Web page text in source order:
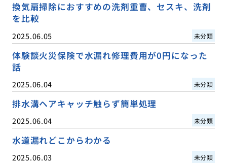
換気扇掃除におすすめの洗剤重曹、セスキ、洗剤
を比較
2025.06.05 未分類
体験談火災保険で水漏れ修理費用が0円になった
話
2025.06.04 未分類
排水溝ヘアキャッチ触らず簡単処理
2025.06.04 未分類
水道漏れどこからわかる
2025.06.03 未分類